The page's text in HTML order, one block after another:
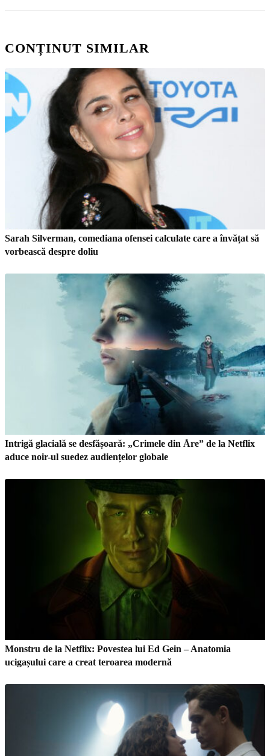
CONȚINUT SIMILAR
Sarah Silverman, comediana ofensei calculate care a învățat să
vorbească despre doliu
Intrigă glacială se desfășoară: „Crimele din Åre” de la Netflix
aduce noir-ul suedez audiențelor globale
Monstru de la Netflix: Povestea lui Ed Gein – Anatomia
ucigașului care a creat teroarea modernă